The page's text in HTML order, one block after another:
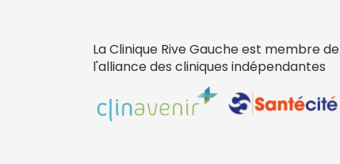
La Clinique Rive Gauche est membre de
l'alliance des cliniques indépendantes